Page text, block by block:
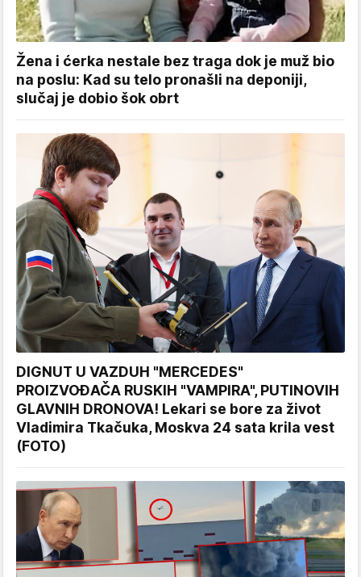
Žena i ćerka nestale bez traga dok je muž bio
na poslu: Kad su telo pronašli na deponiji,
slučaj je dobio šok obrt
DIGNUT U VAZDUH "MERCEDES"
PROIZVOĐAČA RUSKIH "VAMPIRA", PUTINOVIH
GLAVNIH DRONOVA! Lekari se bore za život
Vladimira Tkačuka, Moskva 24 sata krila vest
(FOTO)